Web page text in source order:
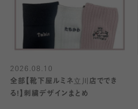
2026.08.10
全部【靴下屋ルミネ立川店ででき
る!】刺繍デザインまとめ